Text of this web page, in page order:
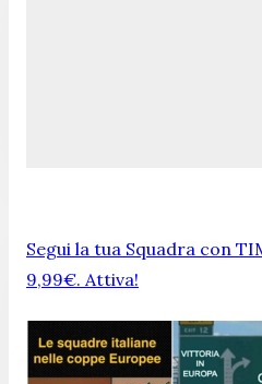
Segui la tua Squadra con
9,99€. Attiva!